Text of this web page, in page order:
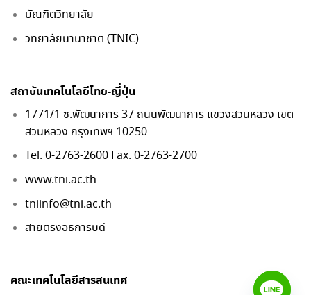
บัณฑิตวิทยาลัย
วิทยาลัยนานาชาติ (TNIC)
สถาบันเทคโนโลยีไทย-ญี่ปุ่น
1771/1 ซ.พัฒนาการ 37 ถนนพัฒนาการ แขวงสวนหลวง เขต
สวนหลวง กรุงเทพฯ 10250
Tel. 0-2763-2600 Fax. 0-2763-2700
www.tni.ac.th
tniinfo@tni.ac.th
สายตรงอธิการบดี
คณะเทคโนโลยีสารสนเทศ